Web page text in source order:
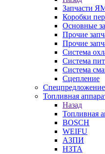
Запчасти
Коробки
Основные
Прочие
Прочие
Система
Система
Система
Сцепление
Спецпредложение
Топливная
Назад
Топливная
BOSCH
WEIFU
АЗПИ
НЗТА